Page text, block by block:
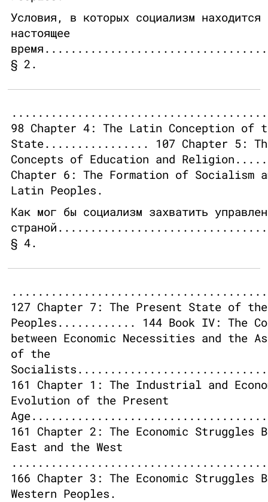
Условия, в которых социализм находится
настоящее
§ 2.
98 Chapter 4: The Latin Conception of
State................ 107 Chapter 5:
Concepts of Education and
Chapter 6: The Formation of Socialism
Latin Peoples.
Как мог бы социализм захватить
§ 4.
127 Chapter 7: The Present State of
Peoples............ 144 Book IV: The
between Economic Necessities and the
of the
161 Chapter 1: The Industrial and
Evolution of the Present
161 Chapter 2: The Economic Struggles
East and the West
166 Chapter 3: The Economic Struggles
Western Peoples.